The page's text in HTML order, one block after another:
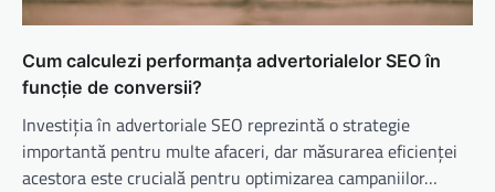
Cum calculezi performanța advertorialelor SEO în
funcție de conversii?
Investiția în advertoriale SEO reprezintă o strategie
importantă pentru multe afaceri, dar măsurarea eficienței
acestora este crucială pentru optimizarea campaniilor…